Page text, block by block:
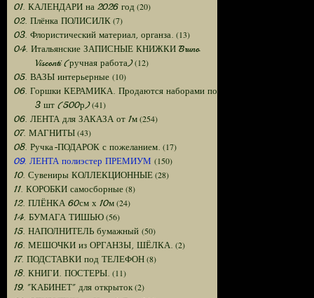
01. КАЛЕНДАРИ на 2026 год (20)
02. Плёнка ПОЛИСИЛК(7)
03. Флористический материал, органза. (13)
04. Итальянские ЗАПИСНЫЕ КНИЖКИ Bruno
Visconti (ручная работа)(12)
05. ВАЗЫ интерьерные (10)
06. Горшки КЕРАМИКА. Продаются наборами по
3 шт (500р)(41)
06. ЛЕНТА для ЗАКАЗА от 1м(254)
07. МАГНИТЫ(43)
08. Ручка-ПОДАРОК с пожеланием. (17)
09. ЛЕНТА полиэстер ПРЕМИУМ (150)
10. Сувениры КОЛЛЕКЦИОННЫЕ(28)
11. КОРОБКИ самосборные(8)
12. ПЛЁНКА 60см х 10м(24)
14. БУМАГА ТИШЬЮ(56)
15. НАПОЛНИТЕЛЬ бумажный (50)
16. МЕШОЧКИ из ОРГАНЗЫ, ШЁЛКА. (2)
17. ПОДСТАВКИ под ТЕЛЕФОН(8)
18. КНИГИ. ПОСТЕРЫ. (11)
19. "КАБИНЕТ" для открыток(2)